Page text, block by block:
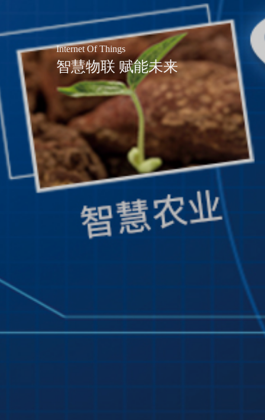
Internet Of Things
智慧物联 赋能未来